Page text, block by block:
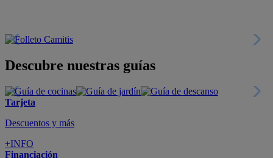
Descubre nuestras guías
Tarjeta
Descuentos y más
+INFO
Financiación